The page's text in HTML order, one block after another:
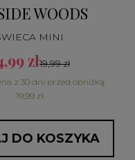
WOODS
MINI
zł19,99 zł
z 30 dni przed obniżką:
19,99 zł
DO KOSZYKA